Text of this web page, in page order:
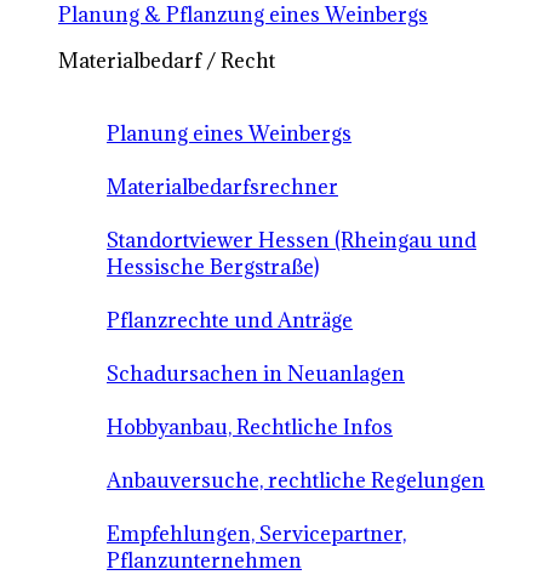
Planung & Pflanzung eines Weinbergs
Materialbedarf / Recht
Planung eines Weinbergs
Materialbedarfsrechner
Standortviewer Hessen (Rheingau und
Hessische Bergstraße)
Pflanzrechte und Anträge
Schadursachen in Neuanlagen
Hobbyanbau, Rechtliche Infos
Anbauversuche, rechtliche Regelungen
Empfehlungen, Servicepartner,
Pflanzunternehmen